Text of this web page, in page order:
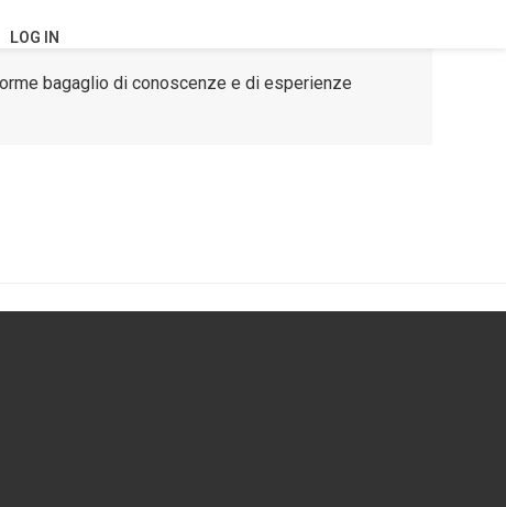
LOG IN
bagaglio di conoscenze e di esperienze